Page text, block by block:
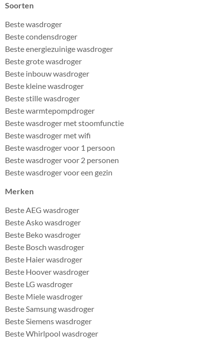
Soorten
Beste wasdroger
Beste condensdroger
Beste energiezuinige wasdroger
Beste grote wasdroger
Beste inbouw wasdroger
Beste kleine wasdroger
Beste stille wasdroger
Beste warmtepompdroger
Beste wasdroger met stoomfunctie
Beste wasdroger met wifi
Beste wasdroger voor 1 persoon
Beste wasdroger voor 2 personen
Beste wasdroger voor een gezin
Merken
Beste AEG wasdroger
Beste Asko wasdroger
Beste Beko wasdroger
Beste Bosch wasdroger
Beste Haier wasdroger
Beste Hoover wasdroger
Beste LG wasdroger
Beste Miele wasdroger
Beste Samsung wasdroger
Beste Siemens wasdroger
Beste Whirlpool wasdroger